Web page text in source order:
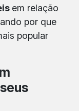
em relação
por que
popular